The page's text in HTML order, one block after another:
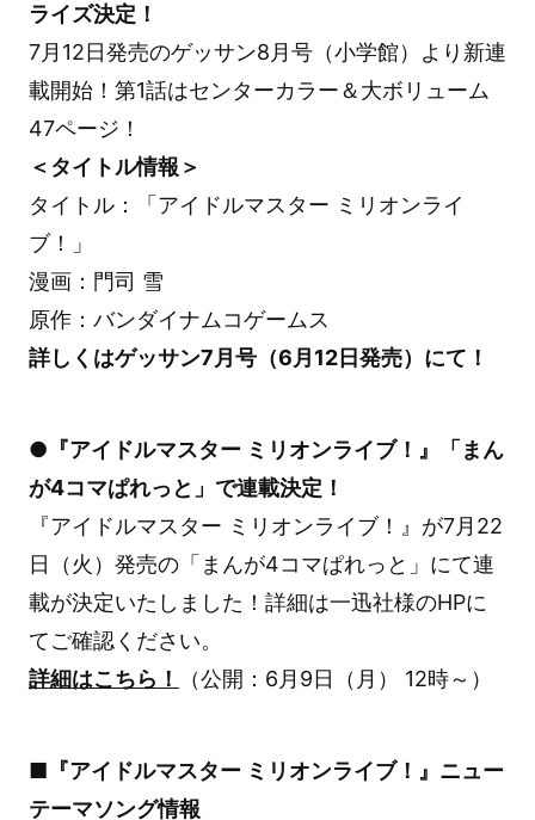
ライズ決定！
7月12日発売のゲッサン8月号（小学館）より新連
載開始！第1話はセンターカラー＆大ボリューム
47ページ！
＜タイトル情報＞
タイトル：「アイドルマスター ミリオンライ
ブ！」
漫画：門司 雪
原作：バンダイナムコゲームス
詳しくはゲッサン7月号（6月12日発売）にて！
●『アイドルマスター ミリオンライブ！』「まん
が4コマぱれっと」で連載決定！
『アイドルマスター ミリオンライブ！』が7月22
日（火）発売の「まんが4コマぱれっと」にて連
載が決定いたしました！詳細は一迅社様のHPに
てご確認ください。
詳細はこちら！
（公開：6月9日（月） 12時～）
■『アイドルマスター ミリオンライブ！』ニュー
テーマソング情報